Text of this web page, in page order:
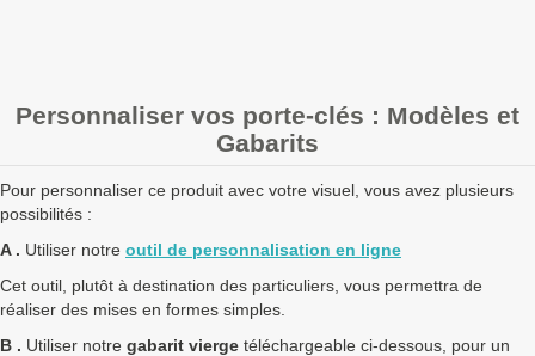
Les clients Français paient le prix TTC (TVA 20%).
Les clients dans l’Union Européennepossédant un numéro de
Les clients en dehors de l’Union européenne paient le prix HT.
Personnaliser vos porte-clés : Modèles et
Gabarits
Pour personnaliser ce produit avec votre visuel, vous avez plusieurs
possibilités :
A . Utiliser notre outil de personnalisation en ligne
Cet outil, plutôt à destination des particuliers, vous permettra de
réaliser des mises en formes simples.
B . Utiliser notre gabarit vierge téléchargeable ci-dessous, pour un